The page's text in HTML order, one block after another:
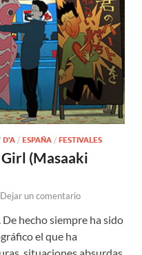
D'A / ESPAÑA / FESTIVALES
(Masaaki
Dejar un comentario
hecho siempre ha sido
el que ha